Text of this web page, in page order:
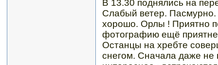
В 13.30 поднялись на
Слабый ветер.
хорошо. Орлы ! Приятно
фотографию ещё
Останцы на хребте
снегом. Сначала даже не